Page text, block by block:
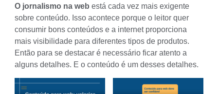
O jornalismo na web está cada vez mais exigente
sobre conteúdo. Isso acontece porque o leitor quer
consumir bons conteúdos e a internet proporciona
mais visibilidade para diferentes tipos de produtos.
Então para se destacar é necessário ficar atento a
alguns detalhes. E o conteúdo é um desses detalhes.